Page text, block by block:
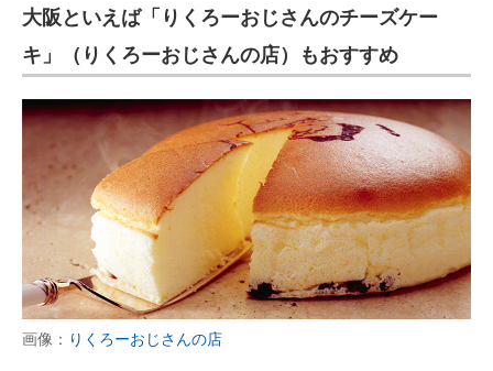
大阪といえば「りくろーおじさんのチーズケー
キ」（りくろーおじさんの店）もおすすめ
画像： りくろーおじさんの店